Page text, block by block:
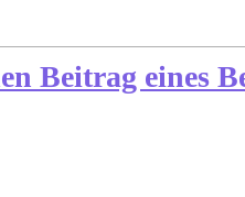
Beitrag eines